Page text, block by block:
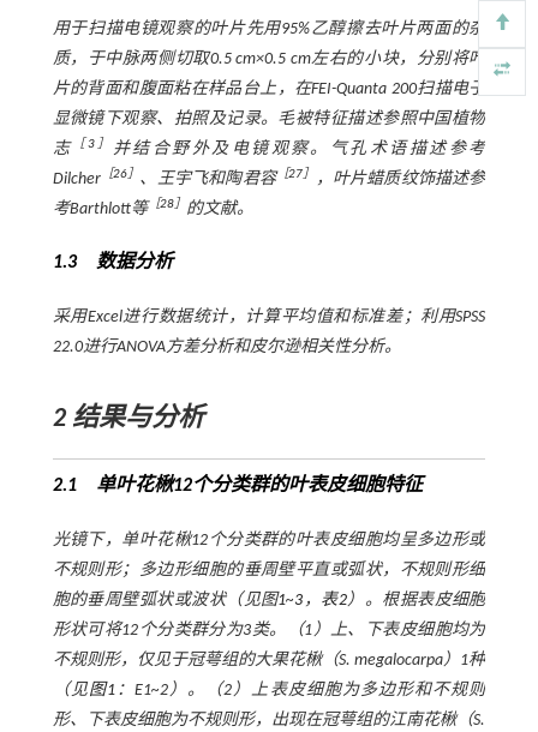
用于扫描电镜观察的叶片先用95%乙醇擦去叶片两面的杂
质，于中脉两侧切取0.5 cm×0.5 cm左右的小块，分别将叶
片的背面和腹面粘在样品台上，在FEI-Quanta 200扫描电子
显微镜下观察、拍照及记录。毛被特征描述参照中国植物
志 ［ 3］ 并结合野外及电镜观察。气孔术语描述参考
Dilcher［26］ 、王宇飞和陶君容［27］
，叶片蜡质纹饰描述参
考Barthlott等［28］ 的文献。
1.3 数据分析
采用Excel进行数据统计，计算平均值和标准差；利用SPSS
22.0进行ANOVA方差分析和皮尔逊相关性分析。
2结果与分析
2.1 单叶花楸12个分类群的叶表皮细胞特征
光镜下，单叶花楸12个分类群的叶表皮细胞均呈多边形或
不规则形；多边形细胞的垂周壁平直或弧状，不规则形细
胞的垂周壁弧状或波状（见图1~3 ， 表2）。根据表皮细胞
形状可将12个分类群分为3类。（1）上、下表皮细胞均为
不规则形，仅见于冠萼组的大果花楸（S. megalocarpa）1种
（见图1：E1~2）。（2）上表皮细胞为多边形和不规则
形、下表皮细胞为不规则形，出现在冠萼组的江南花楸（S.